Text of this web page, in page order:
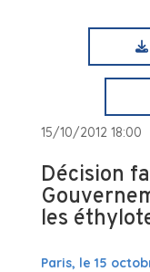
15/10/2012 18:00
Décision
les
Paris, le 15